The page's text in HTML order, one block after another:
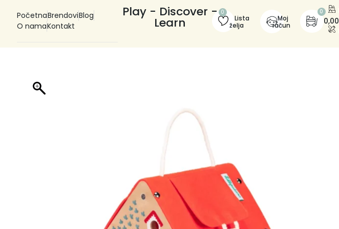
PočetnaBrendoviBlog
O namaKontakt
Play - Discover -
Learn
0
Lista
želja
Moj
račun
0,00
0